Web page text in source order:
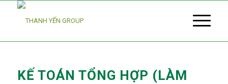
KẾ TOÁN TỔNG HỢP (LÀM